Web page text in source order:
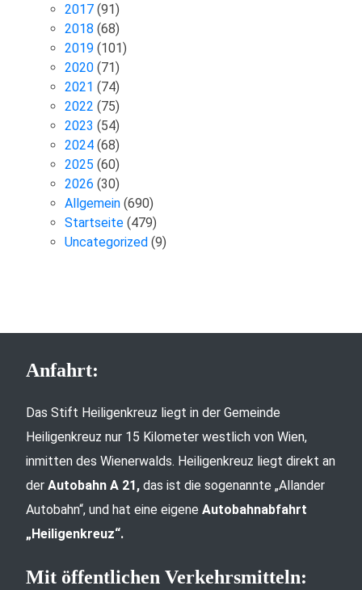
2017 (91)
2018 (68)
2019 (101)
2020 (71)
2021 (74)
2022 (75)
2023 (54)
2024 (68)
2025 (60)
2026 (30)
Allgemein (690)
Startseite (479)
Uncategorized (9)
Anfahrt:
Das Stift Heiligenkreuz liegt in der Gemeinde
Heiligenkreuz nur 15 Kilometer westlich von Wien,
inmitten des Wienerwalds. Heiligenkreuz liegt direkt an
der Autobahn A 21, das ist die sogenannte „Allander
Autobahn“, und hat eine eigene Autobahnabfahrt
„Heiligenkreuz“.
Mit öffentlichen Verkehrsmitteln: